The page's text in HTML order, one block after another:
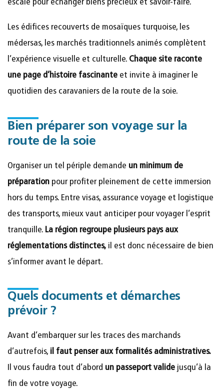
escale pour échanger biens précieux et savoir-faire.
Les édifices recouverts de mosaïques turquoise, les
médersas, les marchés traditionnels animés complètent
l’expérience visuelle et culturelle. Chaque site raconte
une page d’histoire fascinante et invite à imaginer le
quotidien des caravaniers de la route de la soie.
Bien préparer son voyage sur la
route de la soie
Organiser un tel périple demande un minimum de
préparation pour profiter pleinement de cette immersion
hors du temps. Entre visas, assurance voyage et logistique
des transports, mieux vaut anticiper pour voyager l’esprit
tranquille. La région regroupe plusieurs pays aux
réglementations distinctes, il est donc nécessaire de bien
s’informer avant le départ.
Quels documents et démarches
prévoir ?
Avant d’embarquer sur les traces des marchands
d’autrefois, il faut penser aux formalités administratives.
Il vous faudra tout d’abord un passeport valide jusqu’à la
fin de votre voyage.